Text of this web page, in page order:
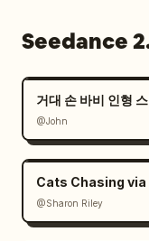
Seedance
거대 손 바비 인형
@John
Cats Chasing
@Sharon Riley